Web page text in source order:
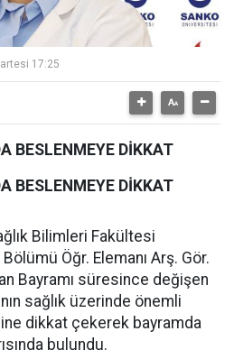
17:25
BESLENMEYE DİKKAT
BESLENMEYE DİKKAT
Bilimleri Fakültesi
Öğr. Elemanı Arş. Gör.
Bayramı süresince değişen
sağlık üzerinde önemli
dikkat çekerek bayramda
bulundu.